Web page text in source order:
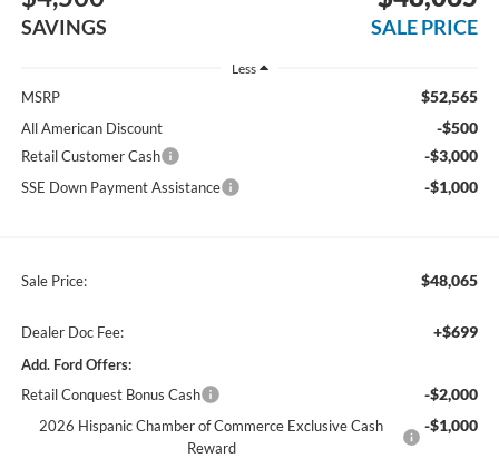
SAVINGS SALE PRICE
Less
MSRP $52,565
All American Discount -$500
Retail Customer Cash -$3,000
SSE Down Payment Assistance -$1,000
Sale Price: $48,065
Dealer Doc Fee: +$699
Add. Ford Offers:
Retail Conquest Bonus Cash
-$2,000
2026 Hispanic Chamber of Commerce Exclusive Cash
Reward
-$1,000